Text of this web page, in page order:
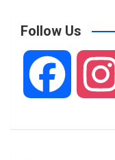
Follow Us